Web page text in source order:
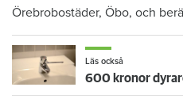
Örebrobostäder, Öbo, och
Läs också